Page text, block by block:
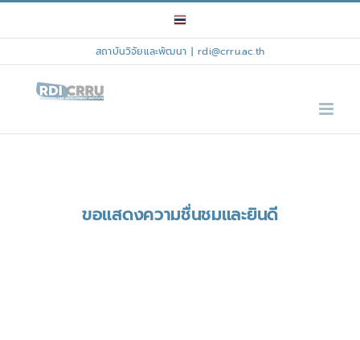
Skip
สถาบันวิจัยและพัฒนา | rdi@crru.ac.th
ขอแสดงความชื่นชมและยินดี